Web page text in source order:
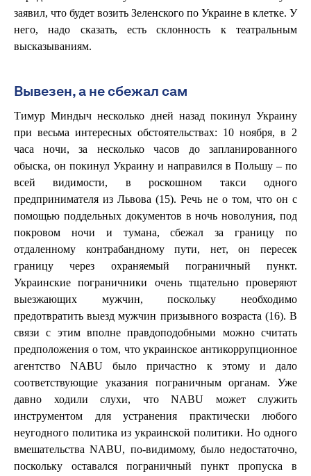
заявил, что будет возить Зеленского по Украине в клетке. У
него, надо сказать, есть склонность к театральным
высказываниям.
Вывезен, а не сбежал сам
Тимур Миндыч несколько дней назад покинул Украину
при весьма интересных обстоятельствах: 10 ноября, в 2
часа ночи, за несколько часов до запланированного
обыска, он покинул Украину и направился в Польшу – по
всей видимости, в роскошном такси одного
предпринимателя из Львова (15). Речь не о том, что он с
помощью поддельных документов в ночь новолуния, под
покровом ночи и тумана, сбежал за границу по
отдаленному контрабандному пути, нет, он пересек
границу через охраняемый пограничный пункт.
Украинские пограничники очень тщательно проверяют
выезжающих мужчин, поскольку необходимо
предотвратить выезд мужчин призывного возраста (16). В
связи с этим вполне правдоподобными можно считать
предположения о том, что украинское антикоррупционное
агентство NABU было причастно к этому и дало
соответствующие указания пограничным органам. Уже
давно ходили слухи, что NABU может служить
инструментом для устранения практически любого
неугодного политика из украинской политики. Но одного
вмешательства NABU, по-видимому, было недостаточно,
поскольку оставался пограничный пункт пропуска в